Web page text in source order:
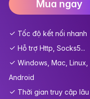
Mua ngay
Tốc độ kết nối nhanh
Hỗ trợ Http, Socks5...
Windows, Mac, Linux,
Android
Thời gian truy cập lâu